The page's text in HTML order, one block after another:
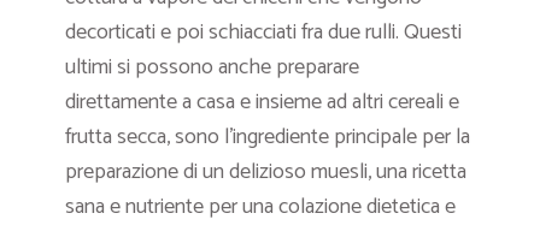
decorticati e poi schiacciati fra due rulli. Questi
ultimi si possono anche preparare
direttamente a casa e insieme ad altri cereali e
frutta secca, sono l’ingrediente principale perla
preparazione di un delizioso muesli, una ricetta
sana e nutriente per una colazione dietetica e